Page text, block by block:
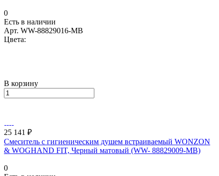
0
Есть в наличии
Арт. WW-88829016-MB
Цвета:
В корзину
25 141 ₽
Смеситель с гигиеническим душем встраиваемый WONZON
& WOGHAND FIT, Черный матовый (WW- 88829009-MB)
0